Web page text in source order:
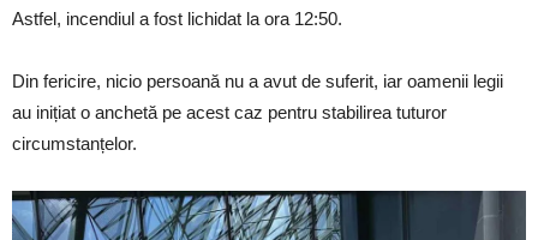
Astfel, incendiul a fost lichidat la ora 12:50.
Din fericire, nicio persoană nu a avut de suferit, iar oamenii legii
au inițiat o anchetă pe acest caz pentru stabilirea tuturor
circumstanțelor.